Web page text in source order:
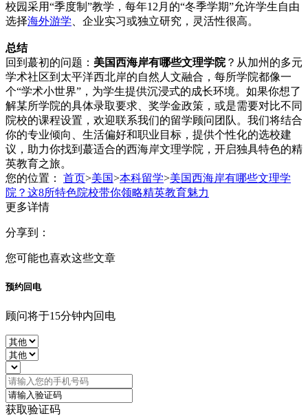
校园采用“季度制”教学，每年12月的“冬季学期”允许学生自由
选择海外游学 、企业实习或独立研究，灵活性很高。
总结
回到蕞初的问题： 美国西海岸有哪些文理学院？从加州的多元
学术社区到太平洋西北岸的自然人文融合，每所学院都像一
个“学术小世界”，为学生提供沉浸式的成长环境。如果你想了
解某所学院的具体录取要求、奖学金政策，或是需要对比不同
院校的课程设置，欢迎联系我们的留学顾问团队。我们将结合
你的专业倾向、生活偏好和职业目标，提供个性化的选校建
议，助力你找到蕞适合的西海岸文理学院，开启独具特色的精
英教育之旅。
您的位置： 首页>美国>本科留学>美国西海岸有哪些文理学
院？这8所特色院校带你领略精英教育魅力
更多详情
分享到：
您可能也喜欢这些文章
预约回电
顾问将于15分钟内回电
获取验证码